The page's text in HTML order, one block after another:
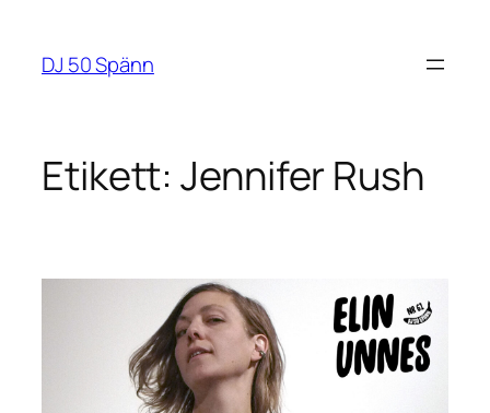
innehåll
DJ 50 Spänn
Etikett:Jennifer Rush